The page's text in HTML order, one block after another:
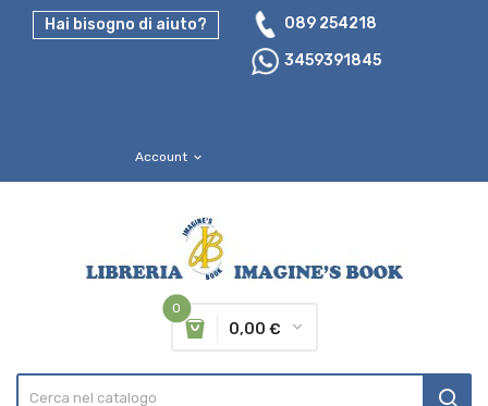
Hai bisogno di aiuto?
089 254218
3459391845
Account expand_more
0
0,00 €